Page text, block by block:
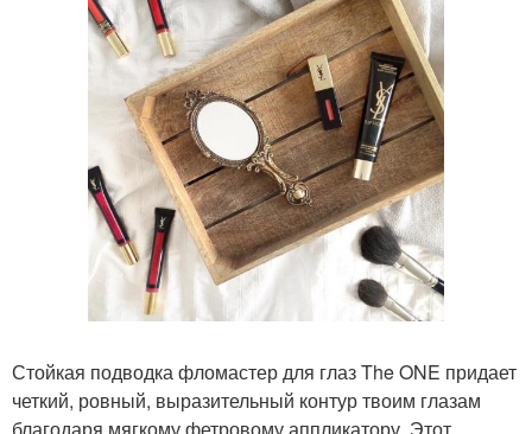
Стойкая подводка фломастер для глаз The ONE придает
четкий, ровный, выразительный контур твоим глазам
благодаря мягкому фетровому аппликатору. Этот